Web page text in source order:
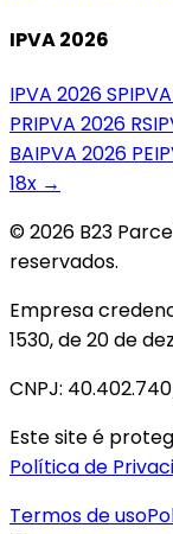
IPVA 2026
IPVA 2026SP
PRIPVA 2026 RS
BAIPVA 2026 PE
18x →
© 2026 B23
reservados.
Empresa
1530, de 20 de
CNPJ:
Este site é
Política de
Termos de uso